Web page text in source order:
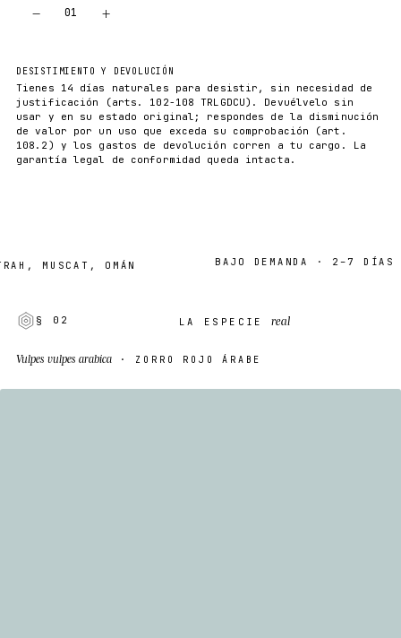
− 01 +
DESISTIMIENTO Y DEVOLUCIÓN
Tienes 14 días naturales para desistir, sin necesidad de
justificación (arts. 102-108 TRLGDCU). Devuélvelo sin
usar y en su estado original; respondes de la disminución
de valor por un uso que exceda su comprobación (art.
108.2) y los gastos de devolución corren a tu cargo. La
garantía legal de conformidad queda intacta.
MUSCAT, OMÁN BAJO DEMANDA · 2–7 DÍAS
§ 02 LA ESPECIE real
Vulpes vulpes arabica · ZORRO ROJO ÁRABE